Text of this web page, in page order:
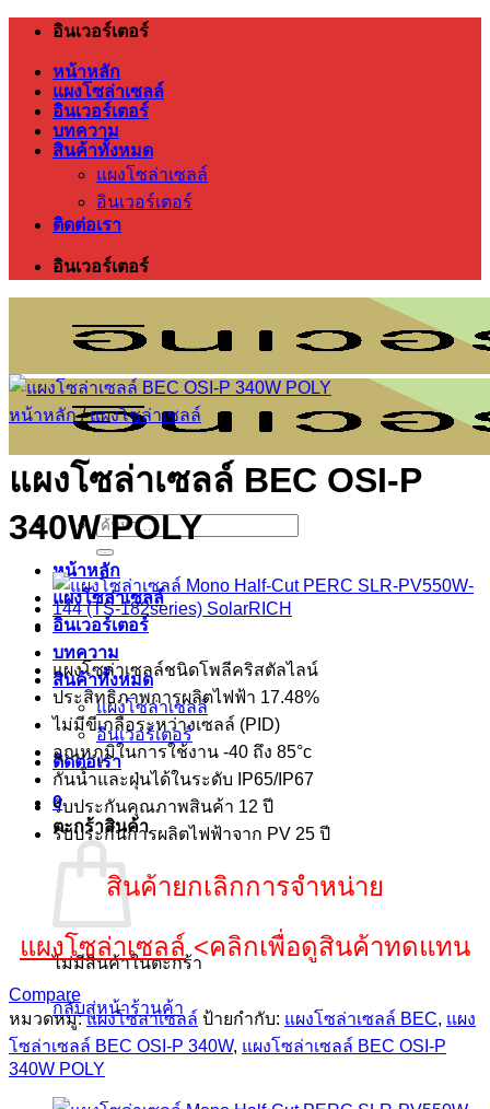
ข้าม
เนื้อหา
อินเวอร์เตอร์
หน้าหลัก
แผงโซล่าเซลล์
อินเวอร์เตอร์
บทความ
สินค้าทั้งหมด
แผงโซล่าเซลล์
อินเวอร์เตอร์
ติดต่อเรา
อินเวอร์เตอร์
ค้นหา:
หน้าหลัก
แผงโซล่าเซลล์
อินเวอร์เตอร์
บทความ
สินค้าทั้งหมด
แผงโซล่าเซลล์
อินเวอร์เตอร์
ติดต่อเรา
0
ตะกร้าสินค้า
ไม่มีสินค้าในตะกร้า
กลับสู่หน้าร้านค้า
หน้าหลัก / แผงโซล่าเซลล์
แผงโซล่าเซลล์ BEC OSI-P
340W POLY
แผงโซล่าเซลล์ชนิดโพลีคริสตัลไลน์
ประสิทธิภาพการผลิตไฟฟ้า 17.48%
ไม่มีขีเกลือระหว่างเซลล์ (PID)
อุณหภูมิในการใช้งาน -40 ถึง 85°c
กันน้ำและฝุ่นได้ในระดับ IP65/IP67
รับประกันคุณภาพสินค้า 12 ปี
รับประกันการผลิตไฟฟ้าจาก PV 25 ปี
สินค้ายกเลิกการจำหน่าย
แผงโซล่าเซลล์<คลิกเพื่อดูสินค้าทดแทน
Compare
หมวดหมู่:แผงโซล่าเซลล์ ป้ายกำกับ: แผงโซล่าเซลล์ BEC, แผง
โซล่าเซลล์ BEC OSI-P 340W, แผงโซล่าเซลล์ BEC OSI-P
340W POLY